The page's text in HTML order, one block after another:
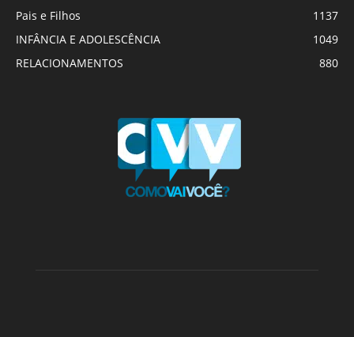
Pais e Filhos
1137
INFÂNCIA E ADOLESCÊNCIA
1049
RELACIONAMENTOS
880